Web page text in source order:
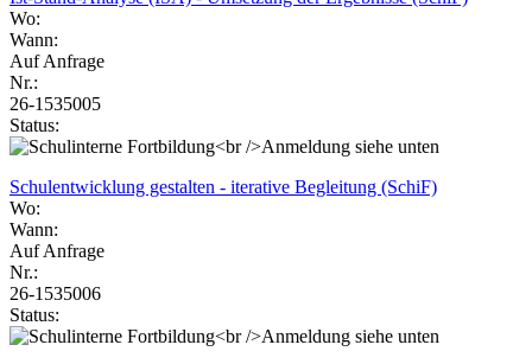
Wo:
Wann:
Auf Anfrage
Nr.:
26-1535005
Status:
Schulentwicklung gestalten - iterative Begleitung (SchiF)
Wo:
Wann:
Auf Anfrage
Nr.:
26-1535006
Status: